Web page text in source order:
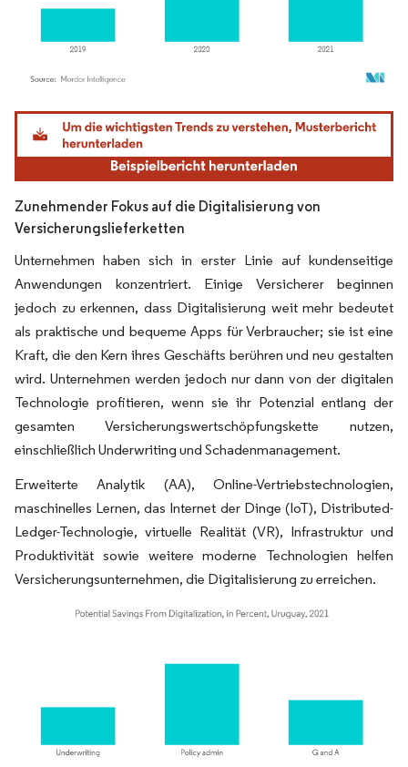
Bild © Mordor Intelligence. Wiederverwendung erfordert Namensnennung gemäß
Zunehmender Fokus auf die Digitalisierung von
Versicherungslieferketten
Unternehmen haben sich in erster Linie auf kundenseitige
Anwendungen konzentriert. Einige Versicherer beginnen
jedoch zu erkennen, dass Digitalisierung weit mehr bedeutet
als praktische und bequeme Apps für Verbraucher; sie ist eine
Kraft, die den Kern ihres Geschäfts berühren und neu gestalten
wird. Unternehmen werden jedoch nur dann von der digitalen
Technologie profitieren, wenn sie ihr Potenzial entlang der
gesamten Versicherungswertschöpfungskette nutzen,
einschließlich Underwriting und Schadenmanagement.
Erweiterte Analytik (AA), Online-Vertriebstechnologien,
maschinelles Lernen, das Internet der Dinge (IoT), Distributed-
Ledger-Technologie, virtuelle Realität (VR), Infrastruktur und
Produktivität sowie weitere moderne Technologien helfen
Versicherungsunternehmen, die Digitalisierung zu erreichen.